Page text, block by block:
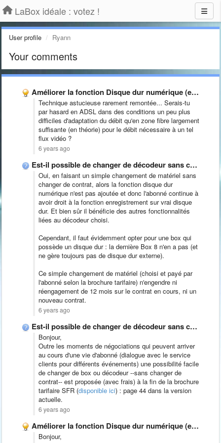
LaBox idéale : votez !
User profile Ryann
Your comments
Améliorer la fonction Disque dur numérique (enregistrements TV dans les …
Technique astucieuse rarement remontée... Serais-tu
par hasard en ADSL dans des conditions un peu plus
difficiles d'adaptation du débit qu'en zone fibre largement
suffisante (en théorie) pour le débit nécessaire à un tel
flux vidéo ?
6 years ago
Est-il possible de changer de décodeur sans changer de contrat …
Oui, en faisant un simple changement de matériel sans
changer de contrat, alors la fonction disque dur
numérique n'est pas ajoutée et donc l'abonné continue à
avoir droit à la fonction enregistrement sur vrai disque
dur. Et bien sûr il bénéficie des autres fonctionnalités
liées au décodeur choisi.
Cependant, il faut évidemment opter pour une box qui
possède un disque dur : la dernière Box 8 n'en a pas (et
ne gère toujours pas de disque dur externe).
Ce simple changement de matériel (choisi et payé par
l'abonné selon la brochure tarifaire) n'engendre ni
réengagement de 12 mois sur le contrat en cours, ni un
nouveau contrat.
6 years ago
Est-il possible de changer de décodeur sans changer de contrat …
Bonjour,
Outre les moments de négociations qui peuvent arriver
au cours d'une vie d'abonné (dialogue avec le service
clients pour différents événements) une possibilité facile
de changer de box ou décodeur --sans changer de
contrat-- est proposée (avec frais) à la fin de la brochure
tarifaire SFR (disponible ici) : page 44 dans la version
actuelle.
6 years ago
Améliorer la fonction Disque dur numérique (enregistrements TV dans les …
Bonjour,